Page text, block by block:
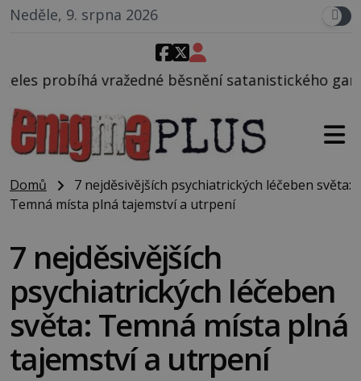
Neděle, 9. srpna 2026
běsnění satanistického gangu vedeného
Domů
7 nejděsivějších psychiatrických léčeben světa:
Temná místa plná tajemství a utrpení
7 nejděsivějších
psychiatrických léčeben
světa: Temná místa plná
tajemství a utrpení